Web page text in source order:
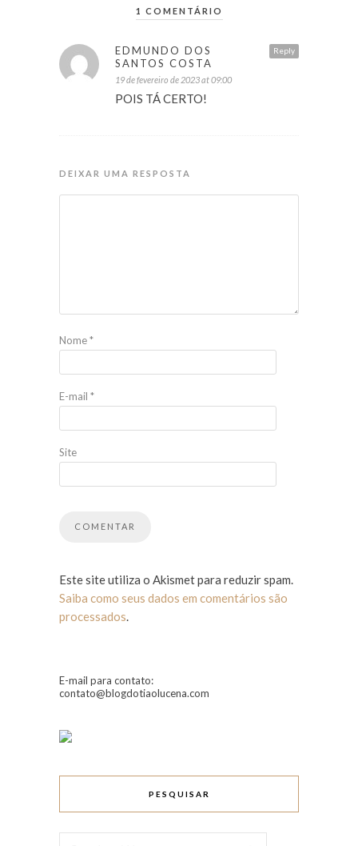
1 COMENTÁRIO
Reply
EDMUNDO DOS
SANTOS COSTA
19 de fevereiro de 2023 at 09:00
POIS TÁ CERTO!
DEIXAR UMA RESPOSTA
Nome*
E-mail *
Site
Este site utiliza o Akismet para reduzir spam.
Saiba como seus dados em comentários são
processados.
E-mail para contato:
contato@blogdotiaolucena.com
PESQUISAR